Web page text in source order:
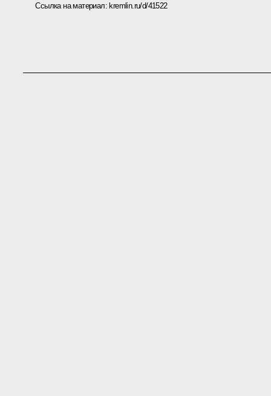
Ссылка на материал:kremlin.ru/d/41522